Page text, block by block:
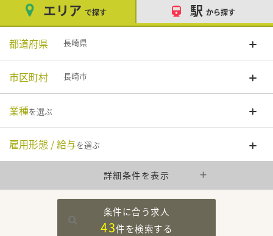
エリア で探す 駅 から探す
都道府県 長崎県
市区町村 長崎市
業種を選ぶ
雇用形態 / 給与を選ぶ
詳細条件を表示
条件に合う求人
43件を検索する